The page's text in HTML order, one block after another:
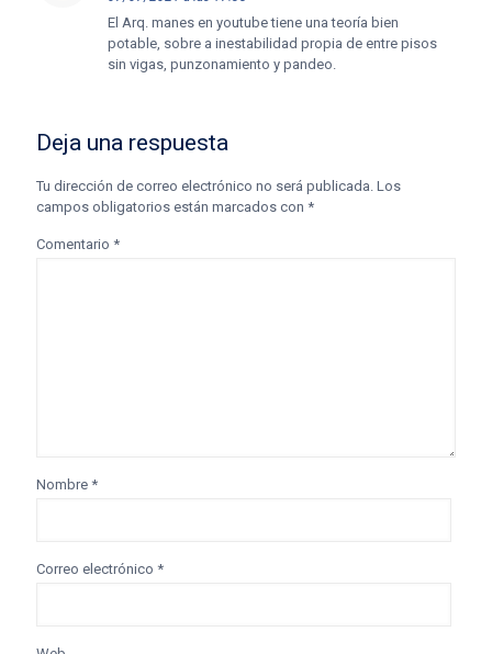
El Arq. manes en youtube tiene una teoría bien
potable, sobre a inestabilidad propia de entre pisos
sin vigas, punzonamiento y pandeo.
Deja una respuesta
Tu dirección de correo electrónico no será publicada. Los
campos obligatorios están marcados con *
Comentario *
Nombre *
Correo electrónico *